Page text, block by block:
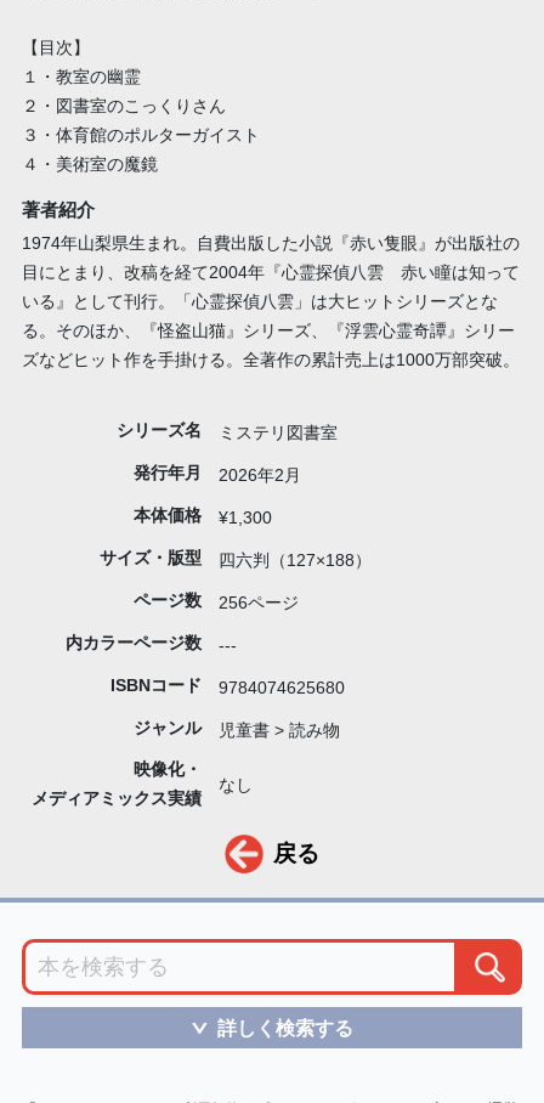
【目次】
１・教室の幽霊
２・図書室のこっくりさん
３・体育館のポルターガイスト
４・美術室の魔鏡
著者紹介
1974年山梨県生まれ。自費出版した小説『赤い隻眼』が出版社の
目にとまり、改稿を経て2004年『心霊探偵八雲 赤い瞳は知って
いる』として刊行。「心霊探偵八雲」は大ヒットシリーズとな
る。そのほか、『怪盗山猫』シリーズ、『浮雲心霊奇譚』シリー
ズなどヒット作を手掛ける。全著作の累計売上は1000万部突破。
シリーズ名 ミステリ図書室
発行年月 2026年2月
本体価格 ¥1,300
サイズ・版型 四六判（127×188）
ページ数 256ページ
内カラーページ数 ---
ISBNコード 9784074625680
ジャンル 児童書 > 読み物
映像化・
メディアミックス実績
なし
戻る
＞ 詳しく検索する